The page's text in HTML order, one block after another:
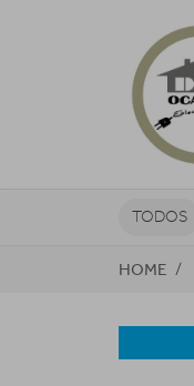
TODOS
HOME